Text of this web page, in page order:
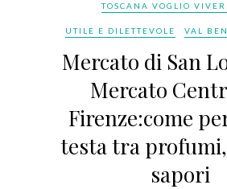
TOSCANA VOGLIO
UTILE E DILETTEVOLE VAL
Mercato di San
Mercato
Firenze:come
testa tra
sapori